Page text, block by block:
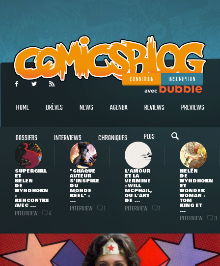
CONNEXION INSCRIPTION
HOME BRÈVES NEWS AGENDA REVIEWS PREVIEWS
DOSSIERS INTERVIEWS CHRONIQUES PLUS
SUPERGIRL
ET
HELEN
DE
WYNDHORN
:
RENCONTRE
AVEC ...
INTERVIEW 4
"CHAQUE
AUTEUR
S'INSPIRE
DU
MONDE
RÉEL" :
...
INTERVIEW 1
L'AMOUR
ET LA
VERMINE
: WILL
MCPHAIL,
OU L'ART
DE ...
INTERVIEW 1
HELEN
DE
WYNDHORN
ET
WONDER
WOMAN :
TOM
KING ET
...
INTERVIEW 3